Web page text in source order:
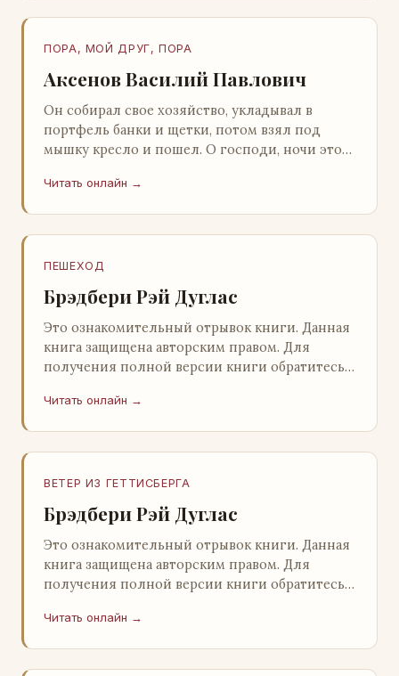
ПОРА, МОЙ ДРУГ, ПОРА
Аксенов Василий Павлович
Он собирал свое хозяйство, укладывал в
портфель банки и щетки, потом взял под
мышку кресло и пошел. О господи, ночи этой
заставлял…
Читать онлайн →
ПЕШЕХОД
Брэдбери Рэй Дуглас
Это ознакомительный отрывок книги. Данная
книга защищена авторским правом. Для
получения полной версии книги обратитесь к
легального ко…
Читать онлайн →
ВЕТЕР ИЗ ГЕТТИСБЕРГА
Брэдбери Рэй Дуглас
Это ознакомительный отрывок книги. Данная
книга защищена авторским правом. Для
получения полной версии книги обратитесь к
легального ко…
Читать онлайн →